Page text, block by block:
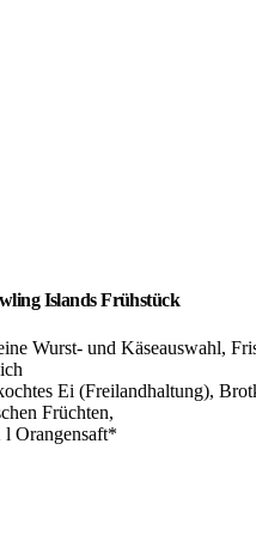
Islands Frühstück
Wurst- und Käseauswahl,
Ei (Freilandhaltung),
Früchten,
l Orangensaft*